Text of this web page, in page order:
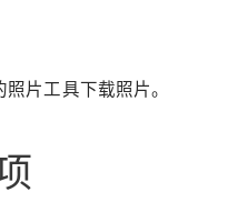
片工具下载照片。